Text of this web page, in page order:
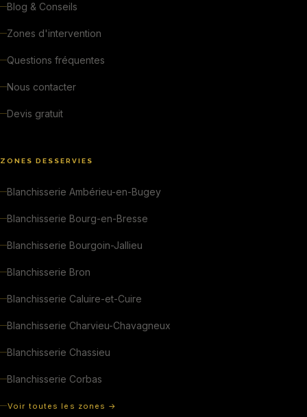
Blog & Conseils
Zones d'intervention
Questions fréquentes
Nous contacter
Devis gratuit
ZONES DESSERVIES
Blanchisserie Ambérieu-en-Bugey
Blanchisserie Bourg-en-Bresse
Blanchisserie Bourgoin-Jallieu
Blanchisserie Bron
Blanchisserie Caluire-et-Cuire
Blanchisserie Charvieu-Chavagneux
Blanchisserie Chassieu
Blanchisserie Corbas
Voir toutes les zones →